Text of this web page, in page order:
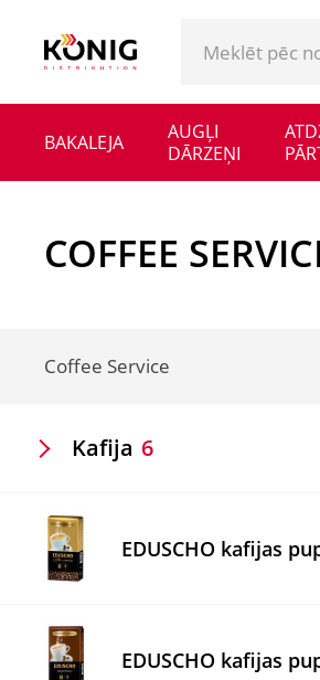
BAKALEJA
AUGĻI
DĀRZEŅI
COFFEE
Coffee Service
Kafija 6
EDUSCHO kafijas
EDUSCHO kafijas